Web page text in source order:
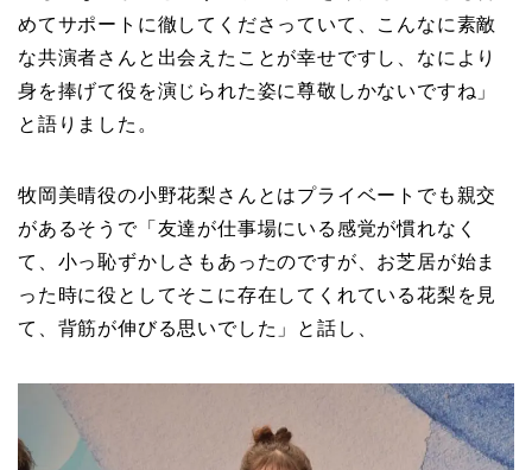
めてサポートに徹してくださっていて、こんなに素敵
な共演者さんと出会えたことが幸せですし、なにより
身を捧げて役を演じられた姿に尊敬しかないですね」
と語りました。
牧岡美晴役の小野花梨さんとはプライベートでも親交
があるそうで「友達が仕事場にいる感覚が慣れなく
て、小っ恥ずかしさもあったのですが、お芝居が始ま
った時に役としてそこに存在してくれている花梨を見
て、背筋が伸びる思いでした」と話し、